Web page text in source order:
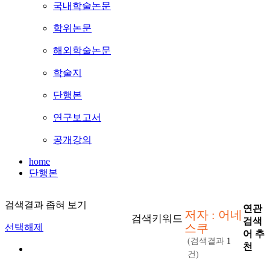
국내학술논문
학위논문
해외학술논문
학술지
단행본
연구보고서
공개강의
home
단행본
검색결과 좁혀 보기
선택해제
검색키워드 저자 : 어네
스쿠
(검색결과 1
건)
연관
검색
어 추
천